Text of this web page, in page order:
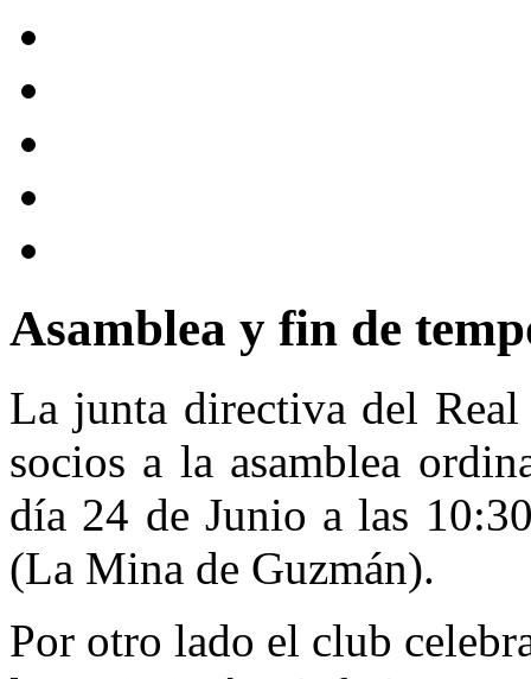
Asamblea y fin de
La junta directiva del Real
socios a la asamblea
día 24 de Junio a las
(La Mina de Guzmán).
Por otro lado el club